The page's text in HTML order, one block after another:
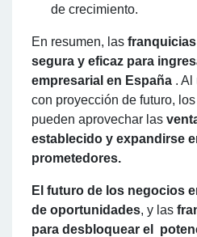
de crecimiento.
En resumen, las
segura y eficaz para
empresarial en España . Al
con proyección de futuro,
pueden aprovechar las
establecido y expandirse
prometedores.
El futuro de los negocios
de oportunidades, y las
para desbloquear el